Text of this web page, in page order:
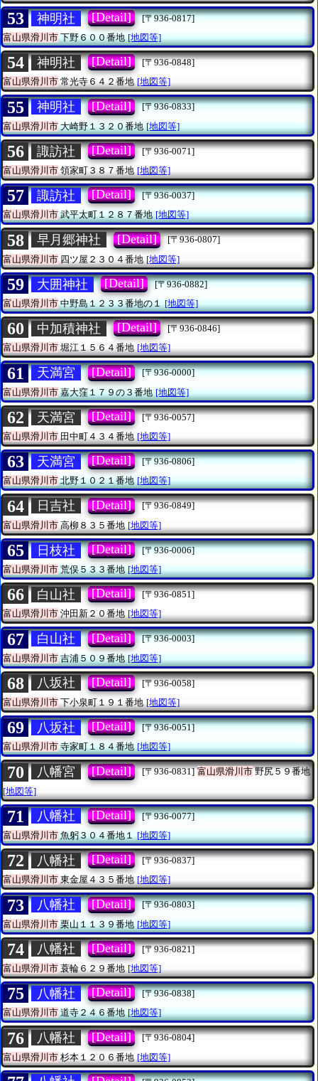
53 神明社 [Detail]
[〒936-0817]
富山県滑川市下野６００番地 [地図等]
54 神明社 [Detail]
[〒936-0848]
富山県滑川市常光寺６４２番地 [地図等]
55 神明社 [Detail]
[〒936-0833]
富山県滑川市大崎野１３２０番地 [地図等]
56 諏訪社 [Detail]
[〒936-0071]
富山県滑川市領家町３８７番地 [地図等]
57 諏訪社 [Detail]
[〒936-0037]
富山県滑川市武平太町１２８７番地 [地図等]
58 早月郷神社 [Detail]
[〒936-0807]
富山県滑川市 四ツ屋２３０４番地 [地図等]
59 大囲神社 [Detail]
[〒936-0882]
富山県滑川市中野島１２３３番地の１ [地図等]
60 中加積神社 [Detail]
[〒936-0846]
富山県滑川市堀江１５６４番地 [地図等]
61 天満宮 [Detail]
[〒936-0000]
富山県滑川市嘉大窪１７９の３番地 [地図等]
62 天満宮 [Detail]
[〒936-0057]
富山県滑川市田中町４３４番地 [地図等]
63 天満宮 [Detail]
[〒936-0806]
富山県滑川市北野１０２１番地 [地図等]
64 日吉社 [Detail]
[〒936-0849]
富山県滑川市 高柳８３５番地 [地図等]
65 日枝社 [Detail]
[〒936-0006]
富山県滑川市荒俣５３３番地 [地図等]
66 白山社 [Detail]
[〒936-0851]
富山県滑川市沖田新２０番地 [地図等]
67 白山社 [Detail]
[〒936-0003]
富山県滑川市吉浦５０９番地 [地図等]
68 八坂社 [Detail]
[〒936-0058]
富山県滑川市 下小泉町１９１番地 [地図等]
69 八坂社 [Detail]
[〒936-0051]
富山県滑川市寺家町１８４番地 [地図等]
70 八幡宮 [Detail] [〒936-0831] 富山県滑川市野尻５９番地
[地図等]
71 八幡社 [Detail]
[〒936-0077]
富山県滑川市魚躬３０４番地１ [地図等]
72 八幡社 [Detail]
[〒936-0837]
富山県滑川市東金屋４３５番地 [地図等]
73 八幡社 [Detail]
[〒936-0803]
富山県滑川市栗山１１３９番地 [地図等]
74 八幡社 [Detail]
[〒936-0821]
富山県滑川市 蓑輪６２９番地 [地図等]
75 八幡社 [Detail]
[〒936-0838]
富山県滑川市道寺２４６番地 [地図等]
76 八幡社 [Detail]
[〒936-0804]
富山県滑川市 杉本１２０６番地 [地図等]